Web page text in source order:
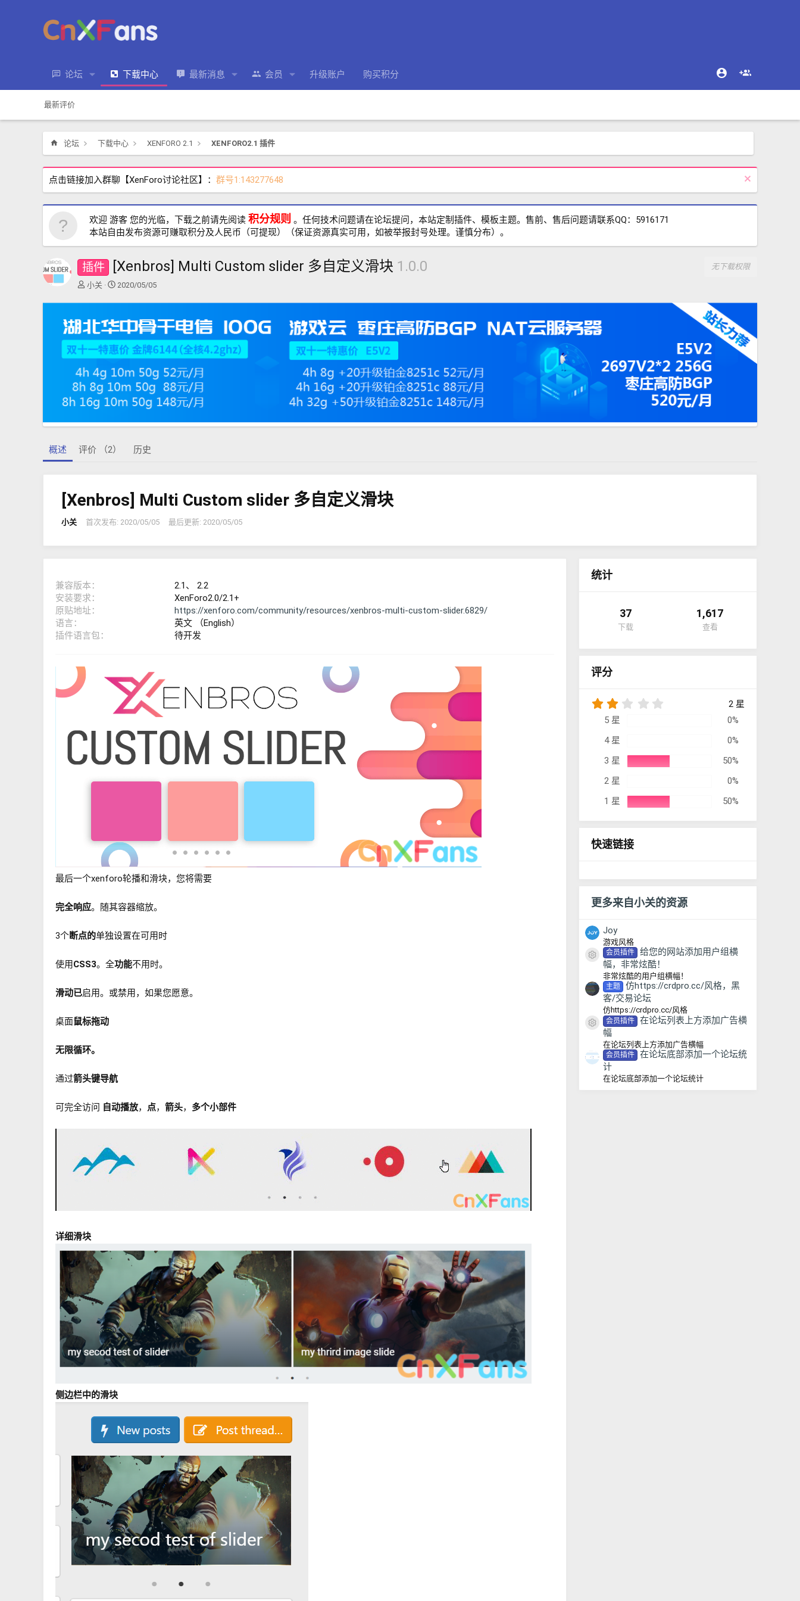
论坛 下载中心 最新消息 会员 升级账户 购买积分
最新评价
论坛 下载中心 XENFORO 2.1 XENFORO2.1 插件
点击链接加入群聊【XenForo讨论社区】： 群号1:143277648
欢迎 游客 您的光临，下载之前请先阅读 积分规则 。任何技术问题请在论坛提问，本站定制插件、模板主题。售前、售后问题请联系QQ：5916171
本站自由发布资源可赚取积分及人民币（可提现）（保证资源真实可用，如被举报封号处理。谨慎分布）。
插件 [Xenbros] Multi Custom slider 多自定义滑块 1.0.0
无下载权限
作
小关
创
日
2020/05/05
概述 评价 （2） 历史
[Xenbros] Multi Custom slider 多自定义滑块
小关 首次发布: 2020/05/05 最后更新: 2020/05/05
兼容版本 2.1
2.2
安装要求
XenForo2.0/2.1+
原贴地址
https://xenforo.com/community/resources/xenbros-multi-custom-slider.6829/
语言
英文 （English）
插件语言包
待开发
最后一个xenforo轮播和滑块，您将需要
完全响应。随其容器缩放。
3个断点的单独设置在可用时
使用CSS3。全功能不用时。
滑动已启用。或禁用，如果您愿意。
桌面鼠标拖动
无限循环。
通过箭头键导航
可完全访问 自动播放， 点， 箭头， 多个小部件
详细滑块
侧边栏中的滑块
统计
37
下载
1,617
查看
评分
2 星
5 星
0%
4 星
0%
3 星
50%
2 星
0%
1 星
50%
快速链接
更多来自小关的资源
Joy
游戏风格
资源图标
会员插件
给您的网站添加用户组横
幅，非常炫酷！
非常炫酷的用户组横幅！
主题
仿https://crdpro.cc/风格，黑
客/交易论坛
仿https://crdpro.cc/风格
资源图标
会员插件
在论坛列表上方添加广告横
幅
在论坛列表上方添加广告横幅
会员插件
在论坛底部添加一个论坛统
计
在论坛底部添加一个论坛统计